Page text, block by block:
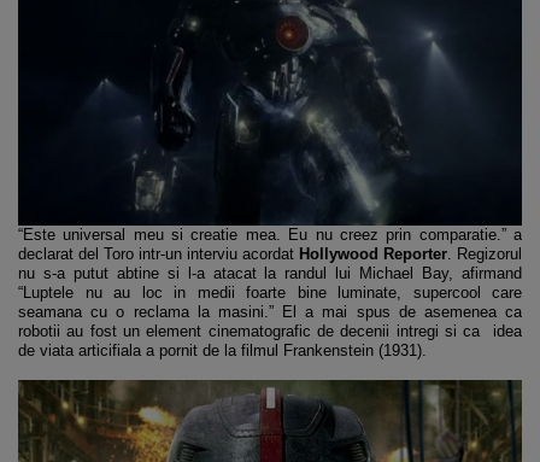
“Este universal meu si creatie mea. Eu nu creez prin comparatie.” a
declarat del Toro intr-un interviu acordat Hollywood Reporter . Regizorul
nu s-a putut abtine si l-a atacat la randul lui Michael Bay, afirmand
“Luptele nu au loc in medii foarte bine luminate, supercool care
seamana cu o reclama la masini.” El a mai spus de asemenea ca
robotii au fost un element cinematografic de decenii intregi si ca idea
de viata articifiala a pornit de la filmul Frankenstein (1931).